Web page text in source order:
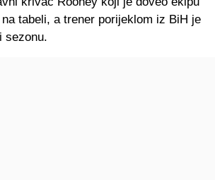
tabeli, a trener porijeklom iz BiH je
sezonu.